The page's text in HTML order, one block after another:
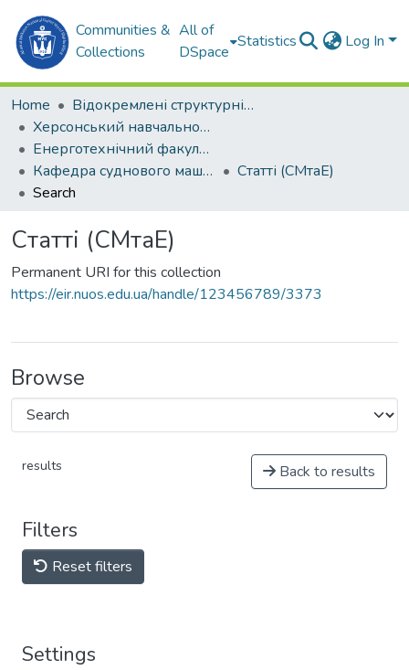
Communities &
Collections
All of
DSpace
Statistics Log In
Home
Відокремлені структурні підрозділи НУК ім. адм. Макарова
Херсонський навчально-науковий інститут НУК ім. адм. Макарова (ХННІ НУК)
Енерготехнічний факультет
Кафедра суднового машинобудування та енергетики (СМтаЕ)
Статті (СМтаЕ)
Search
Статті (СМтаЕ)
Permanent URI for this collection
https://eir.nuos.edu.ua/handle/123456789/3373
Browse
results Back to results
Filters
Reset filters
Settings